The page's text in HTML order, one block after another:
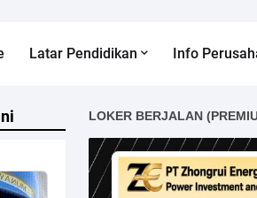
Latar Pendidikan Info
LOKER BERJALAN